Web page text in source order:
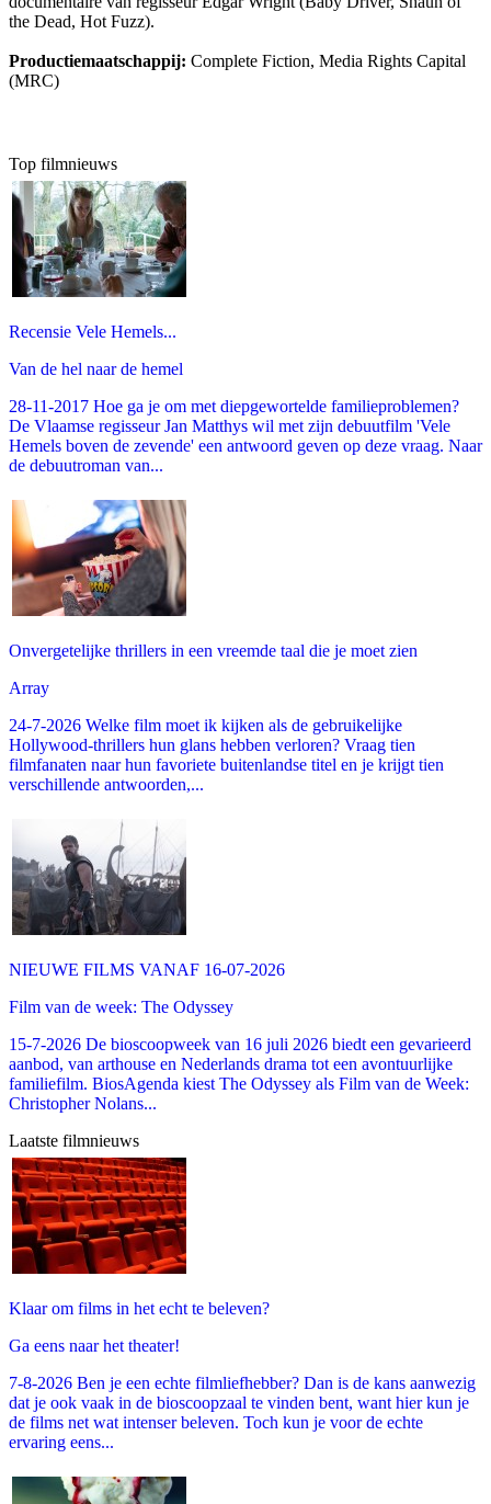
the Dead, Hot Fuzz).
Productiemaatschappij: Complete Fiction, Media Rights Capital
(MRC)
Top filmnieuws
Recensie Vele Hemels...
Van de hel naar de hemel
28-11-2017 Hoe ga je om met diepgewortelde familieproblemen?
De Vlaamse regisseur Jan Matthys wil met zijn debuutfilm 'Vele
Hemels boven de zevende' een antwoord geven op deze vraag. Naar
de debuutroman van...
Onvergetelijke thrillers in een vreemde taal die je moet zien
Array
24-7-2026 Welke film moet ik kijken als de gebruikelijke
Hollywood-thrillers hun glans hebben verloren? Vraag tien
filmfanaten naar hun favoriete buitenlandse titel en je krijgt tien
verschillende antwoorden,...
NIEUWE FILMS VANAF 16-07-2026
Film van de week: The Odyssey
15-7-2026 De bioscoopweek van 16 juli 2026 biedt een gevarieerd
aanbod, van arthouse en Nederlands drama tot een avontuurlijke
familiefilm. BiosAgenda kiest The Odyssey als Film van de Week:
Christopher Nolans...
Laatste filmnieuws
Klaar om films in het echt te beleven?
Ga eens naar het theater!
7-8-2026 Ben je een echte filmliefhebber? Dan is de kans aanwezig
dat je ook vaak in de bioscoopzaal te vinden bent, want hier kun je
de films net wat intenser beleven. Toch kun je voor de echte
ervaring eens...